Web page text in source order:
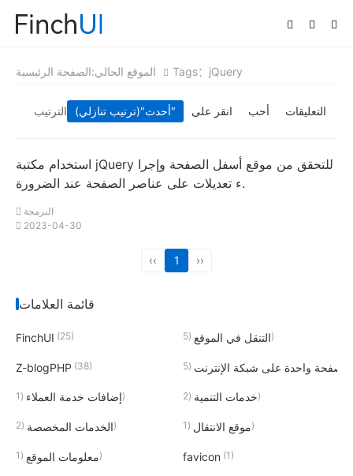
الموقع الحالي:الصفحة الرئيسية Tags：jQuery
الترتيب أحدث"(ترتيب تنازلي)" انقر على أحب التعليقات
استخدام مكتبة jQuery للتحقق من موقع أسفل الصفحة وإجرا
ء تعديلات على عناصر الصفحة عند الضرورة.
البرمجة
2023-04-30
‹‹ 1 ››
قائمة العلامات
FinchUI (25) التنقل في الموقع(5)
Z-blogPHP (38) صفحة واحدة على شبكة الإنترنت
إضافات خدمة العملاء(1) خدمات التنمية(2)
الخدمات المخصصة(2) موقع الانتقال(1)
معلومات الموقع(1) favicon (1)